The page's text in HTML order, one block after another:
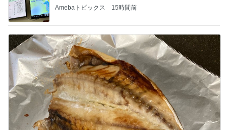
Amebaトピックス 15時間前